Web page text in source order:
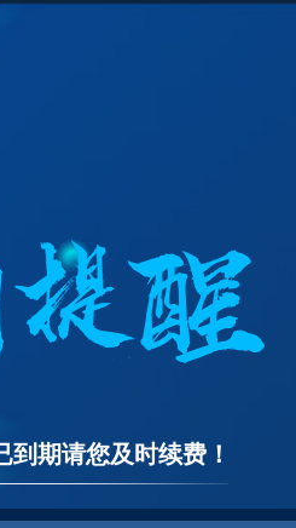
期请您及时续费！